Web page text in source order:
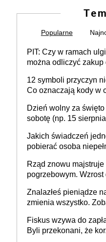
Popularne
PIT: Czy w ramach
można odliczyć zakup
12 symboli przyczyn
Co oznaczają kody w
Dzień wolny za
sobotę (np. 15
pracodawcy (sektor
publiczna),
Jakich świadczeń
pobierać osoba
Rząd znowu majstruje
pogrzebowym. Wzrost
Znalazłeś pieniądze
zmienia wszystko.
Fiskus wzywa do
Byli przekonani, że